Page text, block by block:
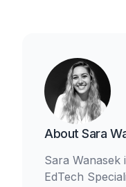
About Sara
Sara
EdTech